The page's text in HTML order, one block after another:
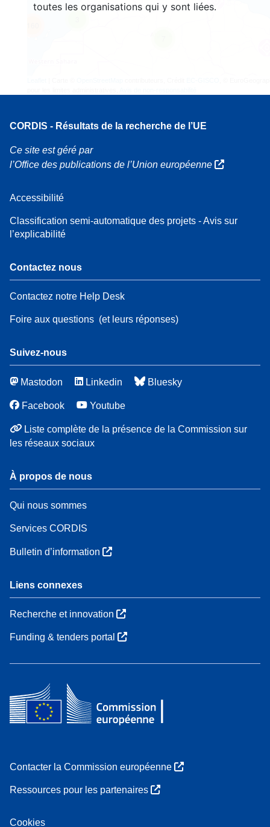
toutes les organisations qui y sont liées.
CORDIS - Résultats de la recherche de l’UE
Ce site est géré par
l’Office des publications de l’Union européenne
Accessibilité
Classification semi-automatique des projets - Avis sur
l’explicabilité
Contactez nous
Contactez notre Help Desk
Foire aux questions (et leurs réponses)
Suivez-nous
Mastodon Linkedin Bluesky
Facebook Youtube
Liste complète de la présence de la Commission sur
les réseaux sociaux
À propos de nous
Qui nous sommes
Services CORDIS
Bulletin d’information
Liens connexes
Recherche et innovation
Funding & tenders portal
Contacter la Commission européenne
Ressources pour les partenaires
Cookies